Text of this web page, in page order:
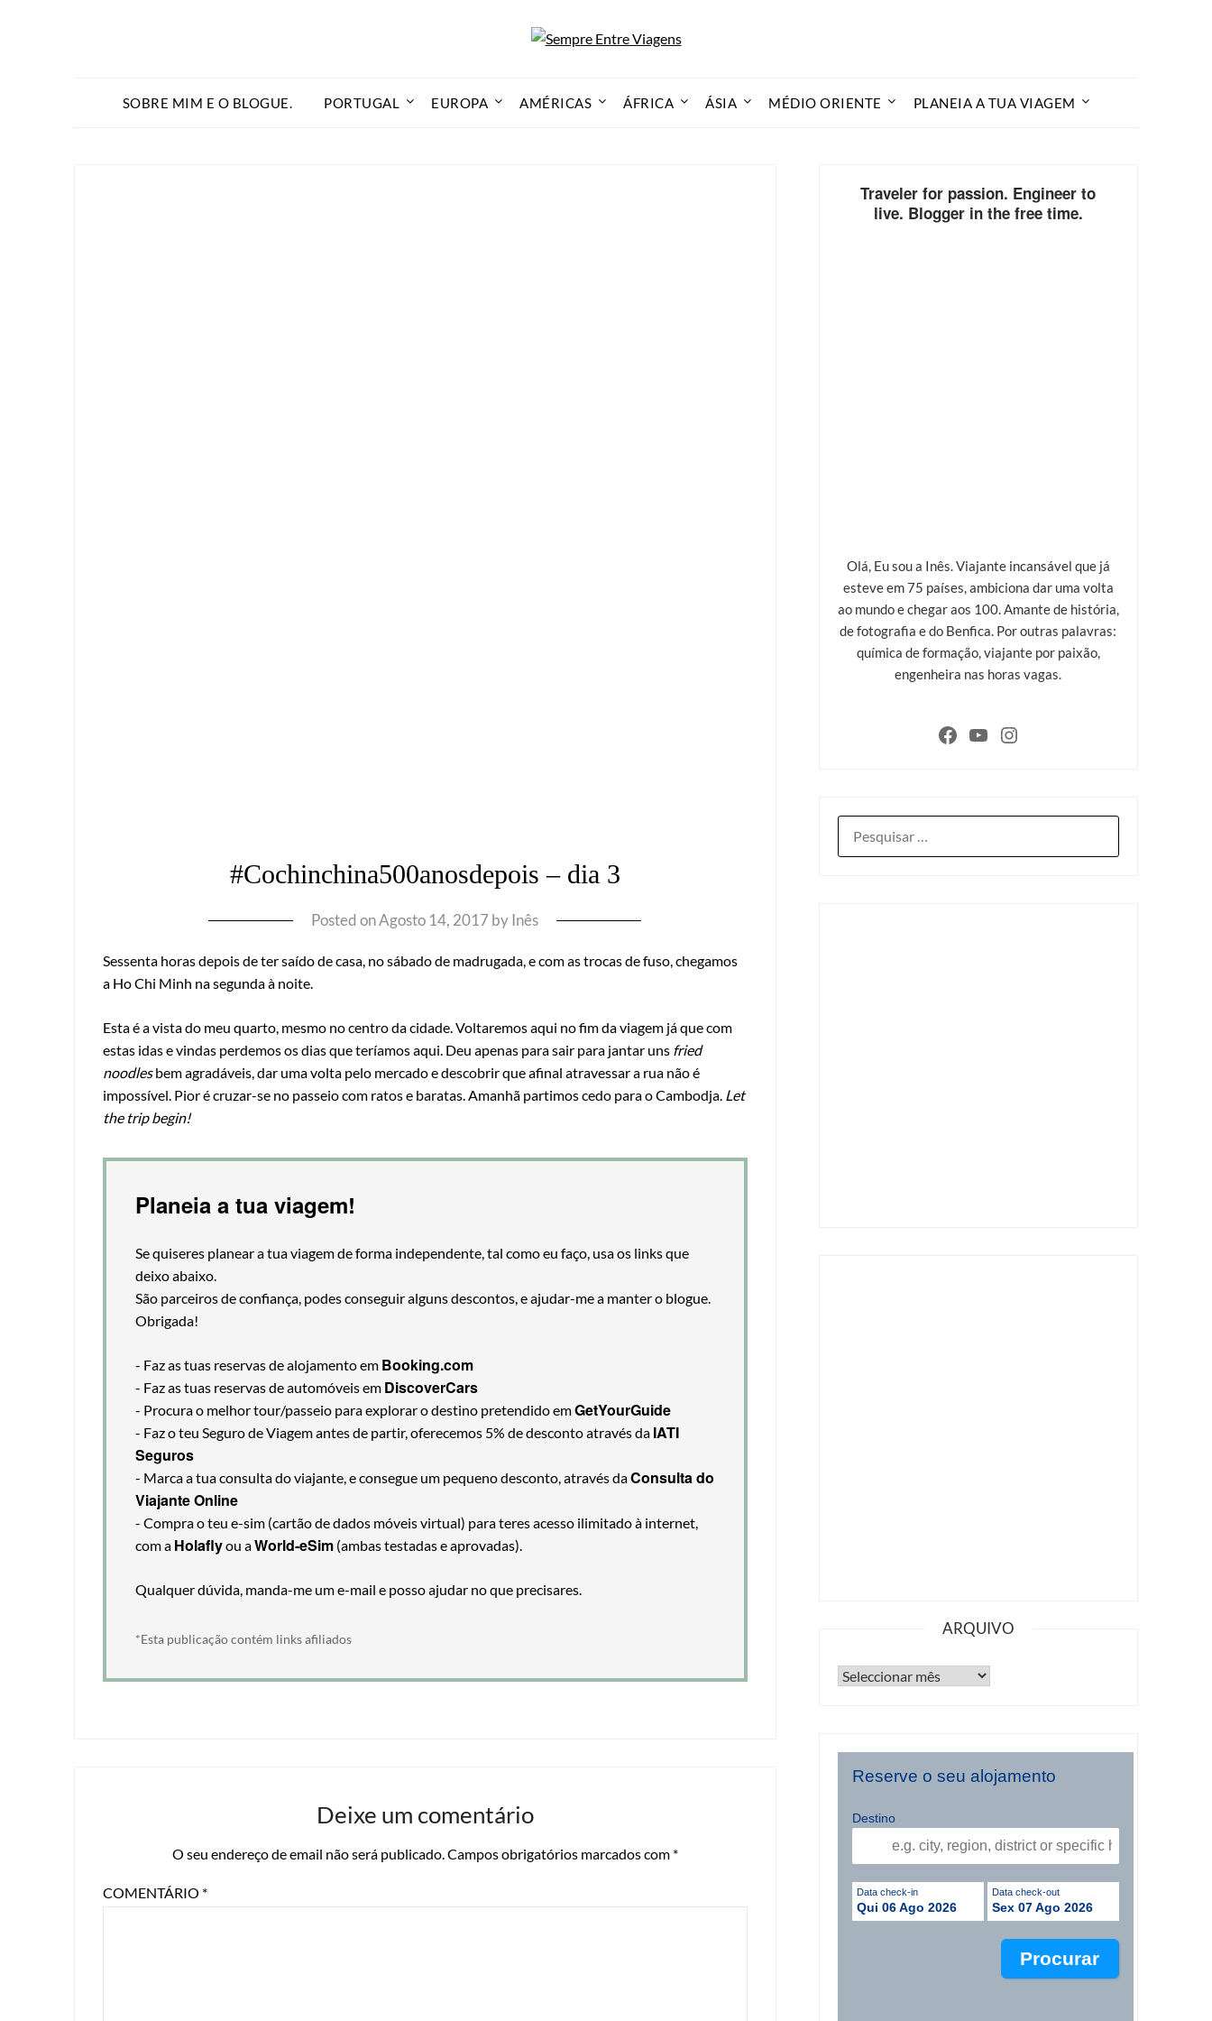
SOBRE MIM E O BLOGUE. PORTUGAL EUROPA AMÉRICAS ÁFRICA ÁSIA MÉDIO ORIENTE PLANEIA A TUA VIAGEM
#Cochinchina500anosdepois – dia 3
Posted onAgosto 14, 2017byInês
Sessenta horas depois de ter saído de casa, no sábado de madrugada, e com as trocas de fuso, chegamos
a Ho Chi Minh na segunda à noite.
Esta é a vista do meu quarto, mesmo no centro da cidade. Voltaremos aqui no fim da viagem já que com
estas idas e vindas perdemos os dias que teríamos aqui. Deu apenas para sair para jantar uns fried
noodlesbem agradáveis, dar uma volta pelo mercado e descobrir que afinal atravessar a rua não é
impossível. Pior é cruzar-se no passeio com ratos e baratas. Amanhã partimos cedo para o Cambodja. Let
the trip begin!
Planeia a tua viagem!
Se quiseres planear a tua viagem de forma independente, tal como eu faço, usa os links que
deixo abaixo.
São parceiros de confiança, podes conseguir alguns descontos, e ajudar-me a manter o blogue.
Obrigada!
- Faz as tuas reservas de alojamento em Booking.com
- Faz as tuas reservas de automóveis em DiscoverCars
- Procura o melhor tour/passeio para explorar o destino pretendido emGetYourGuide
- Faz o teu Seguro de Viagem antes de partir, oferecemos 5% de desconto através da IATI
Seguros
- Marca a tua consulta do viajante, e consegue um pequeno desconto, através daConsulta do
Viajante Online
- Compra o teu e-sim (cartão de dados móveis virtual) para teres acesso ilimitado à internet,
com a Holaflyou aWorld-eSim (ambas testadas e aprovadas).
Qualquer dúvida, manda-me um e-mail e posso ajudar no que precisares.
*Esta publicação contém links afiliados
Deixe um comentário
O seu endereço de email não será publicado.Campos obrigatórios marcados com *
COMENTÁRIO *
Traveler for passion. Engineer to
live. Blogger in the free time.
Olá, Eu sou a Inês. Viajante incansável que já
esteve em 75 países, ambiciona dar uma volta
ao mundo e chegar aos 100. Amante de história,
de fotografia e do Benfica. Por outras palavras:
química de formação, viajante por paixão,
engenheira nas horas vagas.
ARQUIVO
Reserve o seu alojamento
Destino
Data check-in
Qui 06 Ago 2026
Data check-out
Sex 07 Ago 2026